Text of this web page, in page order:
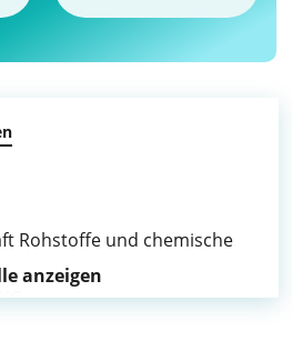
Rohstoffe und chemische
anzeigen